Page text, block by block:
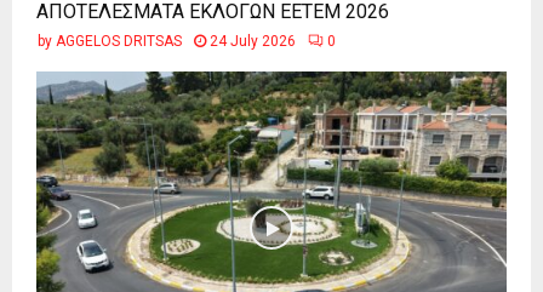
ΑΠΟΤΕΛΕΣΜΑΤΑ ΕΚΛΟΓΩΝ ΕΕΤΕΜ 2026
by AGGELOS DRITSAS 24 July 2026 0